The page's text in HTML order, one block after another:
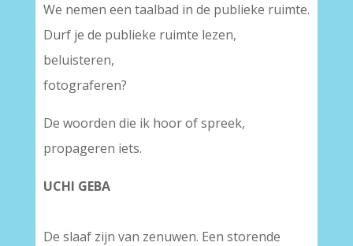
We nemen een taalbad in de publieke ruimte.
Durf je de publieke ruimte lezen,
beluisteren,
fotograferen?
De woorden die ik hoor of spreek,
propageren iets.
UCHI GEBA
De slaaf zijn van zenuwen. Een storende